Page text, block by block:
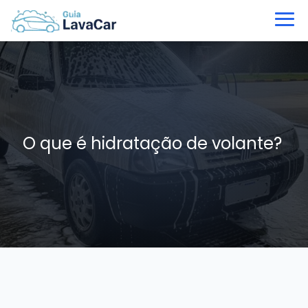
O que é hidratação de volante?